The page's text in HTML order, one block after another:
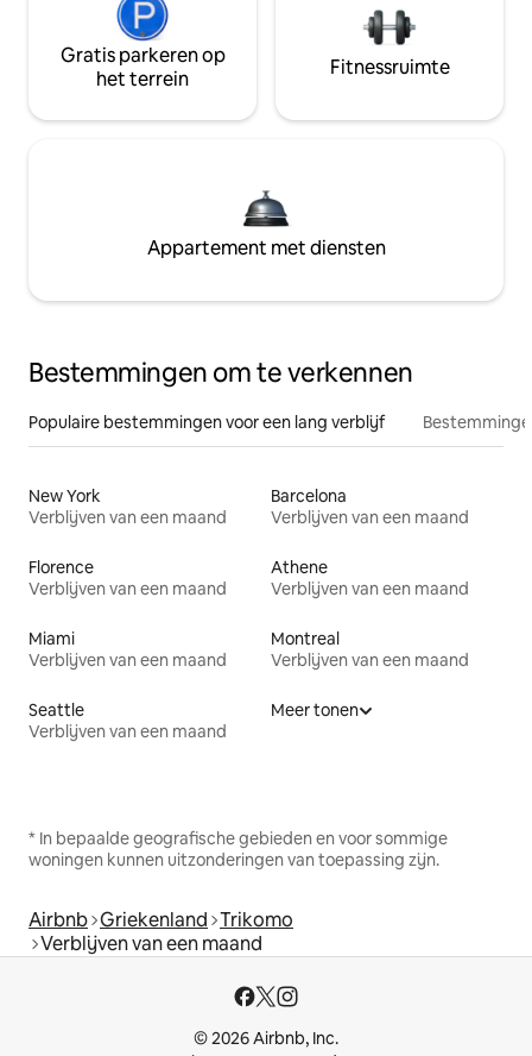
Gratis parkeren op
het terrein
Fitnessruimte
Appartement met diensten
Bestemmingen om te verkennen
Populaire bestemmingen voor een lang verblijf
New York
Verblijven van een maand
Barcelona
Verblijven van een maand
Florence
Verblijven van een maand
Athene
Verblijven van een maand
Miami
Verblijven van een maand
Montreal
Verblijven van een maand
Seattle
Verblijven van een maand
Meer tonen
* In bepaalde geografische gebieden en voor sommige
woningen kunnen uitzonderingen van toepassing zijn.
Airbnb Griekenland Trikomo
Verblijven van een maand
© 2026 Airbnb, Inc.